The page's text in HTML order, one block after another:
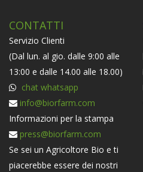
CONTATTI
Servizio Clienti
(Dal lun. al gio. dalle 9:00 alle
13:00 e dalle 14.00 alle 18.00)
chat whatsapp
info@biorfarm.com
Informazioni per la stampa
press@biorfarm.com
Se sei un Agricoltore Bio e ti
piacerebbe essere dei nostri